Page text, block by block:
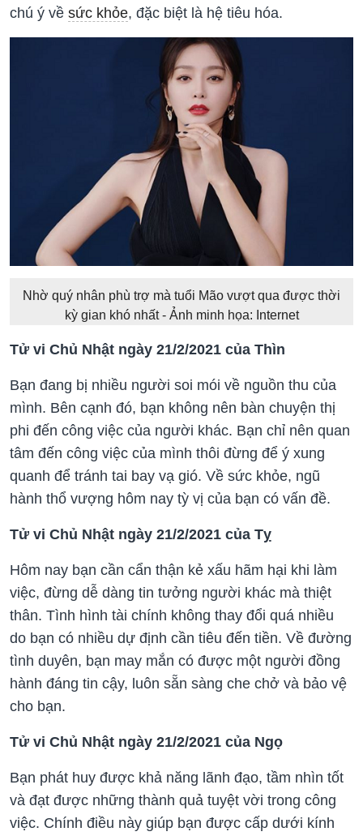
chú ý về sức khỏe, đặc biệt là hệ tiêu hóa.
Nhờ quý nhân phù trợ mà tuổi Mão vượt qua được thời
kỳ gian khó nhất - Ảnh minh họa: Internet
Tử vi Chủ Nhật ngày 21/2/2021 của Thìn
Bạn đang bị nhiều người soi mói về nguồn thu của
mình. Bên cạnh đó, bạn không nên bàn chuyện thị
phi đến công việc của người khác. Bạn chỉ nên quan
tâm đến công việc của mình thôi đừng để ý xung
quanh để tránh tai bay vạ gió. Về sức khỏe, ngũ
hành thổ vượng hôm nay tỳ vị của bạn có vấn đề.
Tử vi Chủ Nhật ngày 21/2/2021 của Tỵ
Hôm nay bạn cần cẩn thận kẻ xấu hãm hại khi làm
việc, đừng dễ dàng tin tưởng người khác mà thiệt
thân. Tình hình tài chính không thay đổi quá nhiều
do bạn có nhiều dự định cần tiêu đến tiền. Về đường
tình duyên, bạn may mắn có được một người đồng
hành đáng tin cậy, luôn sẵn sàng che chở và bảo vệ
cho bạn.
Tử vi Chủ Nhật ngày 21/2/2021 của Ngọ
Bạn phát huy được khả năng lãnh đạo, tầm nhìn tốt
và đạt được những thành quả tuyệt vời trong công
việc. Chính điều này giúp bạn được cấp dưới kính